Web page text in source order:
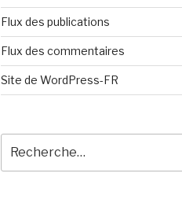
Flux des publications
Flux des commentaires
Site de WordPress-FR
pour
: